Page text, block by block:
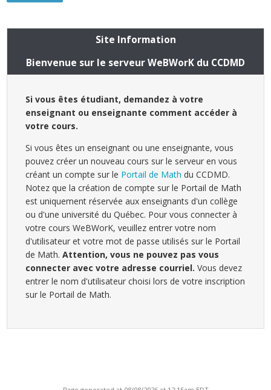
Site Information
Bienvenue sur le serveur WeBWorK du CCDMD
Si vous êtes étudiant, demandez à votre
enseignant ou enseignante comment accéder à
votre cours.
Si vous êtes un enseignant ou une enseignante, vous
pouvez créer un nouveau cours sur le serveur en vous
créant un compte sur le Portail de Math du CCDMD.
Notez que la création de compte sur le Portail de Math
est uniquement réservée aux enseignants d'un collège
ou d'une université du Québec. Pour vous connecter à
votre cours WeBWorK, veuillez entrer votre nom
d'utilisateur et votre mot de passe utilisés sur le Portail
de Math.Attention, vous ne pouvez pas vous
connecter avec votre adresse courriel. Vous devez
entrer le nom d'utilisateur choisi lors de votre inscription
sur le Portail de Math.